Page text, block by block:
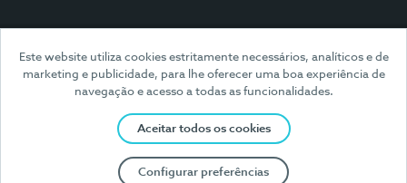
Este website utiliza cookies estritamente necessários, analíticos e de
marketing e publicidade, para lhe oferecer uma boa experiência de
navegação e acesso a todas as funcionalidades.
Aceitar todos os cookies
Configurar preferências